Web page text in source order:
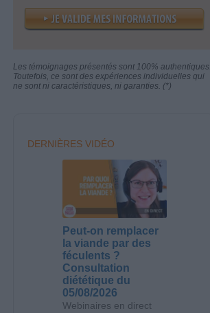
Les témoignages présentés sont 100% authentiques.
Toutefois, ce sont des expériences individuelles qui
ne sont ni caractéristiques, ni garanties. (*)
DERNIÈRES VIDÉO
Peut-on remplacer
la viande par des
féculents ?
Consultation
diététique du
05/08/2026
Webinaires en direct